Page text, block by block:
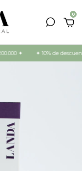
0
✦ ✦ 10% de